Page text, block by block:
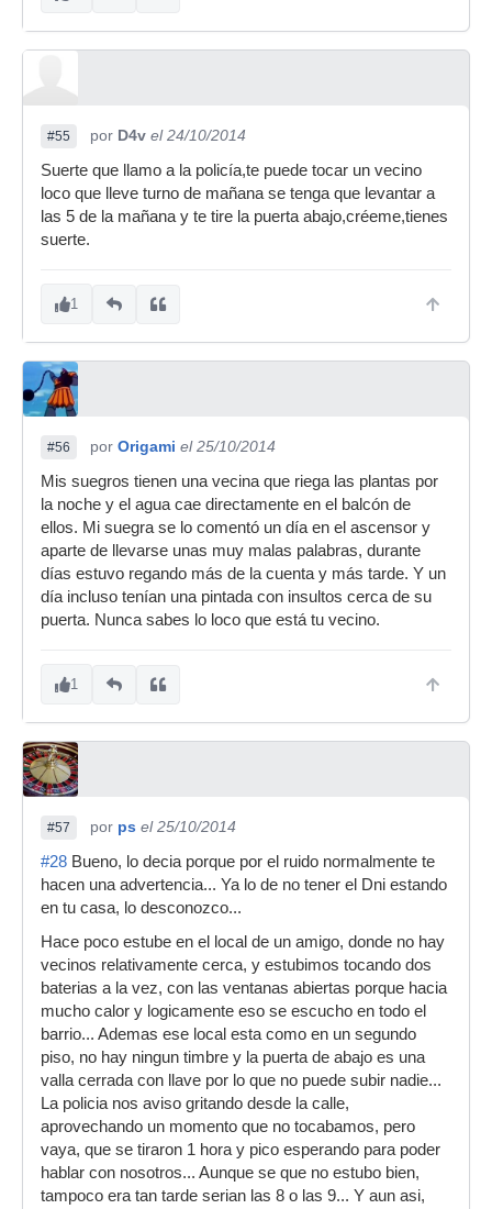
#55 por D4v el 24/10/2014
Suerte que llamo a la policía,te puede tocar un vecino
loco que lleve turno de mañana se tenga que levantar a
las 5 de la mañana y te tire la puerta abajo,créeme,tienes
suerte.
1
#56 por Origami el 25/10/2014
Mis suegros tienen una vecina que riega las plantas por
la noche y el agua cae directamente en el balcón de
ellos. Mi suegra se lo comentó un día en el ascensor y
aparte de llevarse unas muy malas palabras, durante
días estuvo regando más de la cuenta y más tarde. Y un
día incluso tenían una pintada con insultos cerca de su
puerta. Nunca sabes lo loco que está tu vecino.
1
#57 por ps el 25/10/2014
#28 Bueno, lo decia porque por el ruido normalmente te
hacen una advertencia... Ya lo de no tener el Dni estando
en tu casa, lo desconozco...
Hace poco estube en el local de un amigo, donde no hay
vecinos relativamente cerca, y estubimos tocando dos
baterias a la vez, con las ventanas abiertas porque hacia
mucho calor y logicamente eso se escucho en todo el
barrio... Ademas ese local esta como en un segundo
piso, no hay ningun timbre y la puerta de abajo es una
valla cerrada con llave por lo que no puede subir nadie...
La policia nos aviso gritando desde la calle,
aprovechando un momento que no tocabamos, pero
vaya, que se tiraron 1 hora y pico esperando para poder
hablar con nosotros... Aunque se que no estubo bien,
tampoco era tan tarde serian las 8 o las 9... Y aun asi,